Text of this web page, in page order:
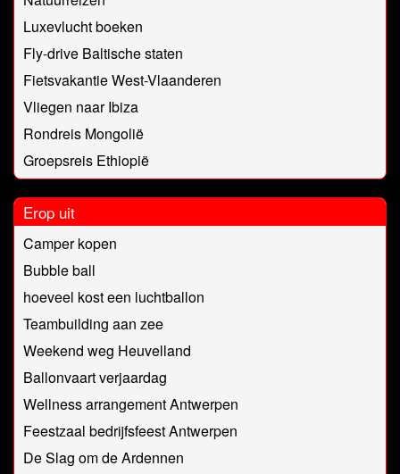
Luxevlucht boeken
Fly-drive Baltische staten
Fietsvakantie West-Vlaanderen
Vliegen naar Ibiza
Rondreis Mongolië
Groepsreis Ethiopië
Erop uit
Camper kopen
Bubble ball
hoeveel kost een luchtballon
Teambuilding aan zee
Weekend weg Heuvelland
Ballonvaart verjaardag
Wellness arrangement Antwerpen
Feestzaal bedrijfsfeest Antwerpen
De Slag om de Ardennen